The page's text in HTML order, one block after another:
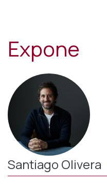
Expone
Santiago Olivera